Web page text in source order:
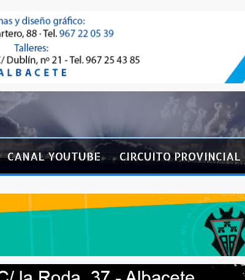
CANAL YOUTUBE CIRCUITO PROVINCIAL